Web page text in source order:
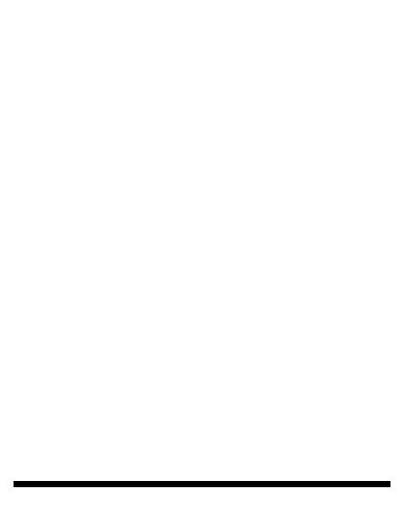
ประเทศมาตั้งแต่ปารีส แซงต์ แชร์กแมง, แชมป์ลีกเอิง